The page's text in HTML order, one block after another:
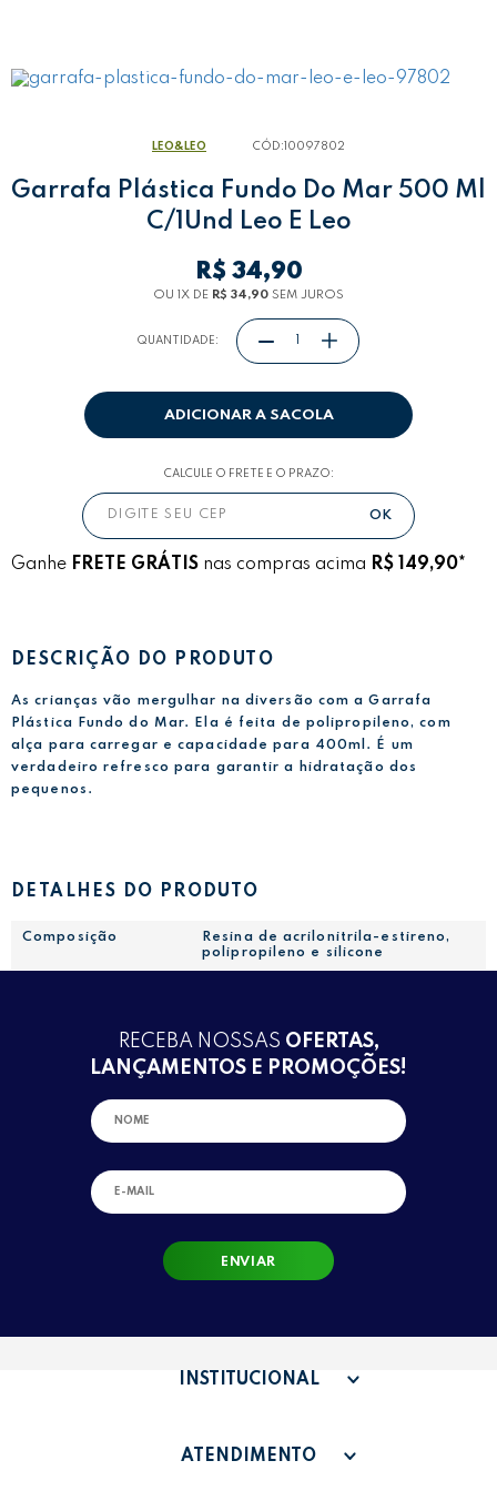
LEO&LEO CÓD: 10097802
Garrafa Plástica Fundo Do Mar 500 Ml
C/1Und Leo E Leo
R$ 34,90
OU 1X DE R$ 34,90 SEM JUROS
QUANTIDADE:
ADICIONAR A SACOLA
CALCULE O FRETE E O PRAZO:
Ganhe FRETE GRÁTIS nas compras acima R$ 149,90*
DESCRIÇÃO DO PRODUTO
As crianças vão mergulhar na diversão com a Garrafa
Plástica Fundo do Mar. Ela é feita de polipropileno, com
alça para carregar e capacidade para 400ml. É um
verdadeiro refresco para garantir a hidratação dos
pequenos.
DETALHES DO PRODUTO
Composição
Resina de acrilonitrila-estireno,
polipropileno e silicone
RECEBA NOSSAS OFERTAS,
LANÇAMENTOS E PROMOÇÕES!
ENVIAR
INSTITUCIONAL
QUEM SOMOS
ATENDIMENTO